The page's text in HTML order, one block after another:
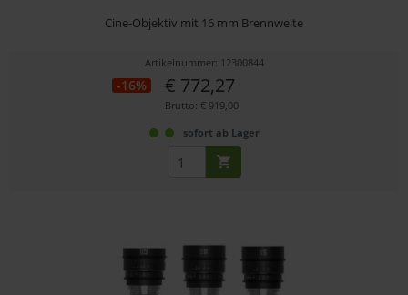
Cine-Objektiv mit 16 mm Brennweite
Artikelnummer: 12300844
-16% € 772,27
Brutto: € 919,00
sofort ab Lager